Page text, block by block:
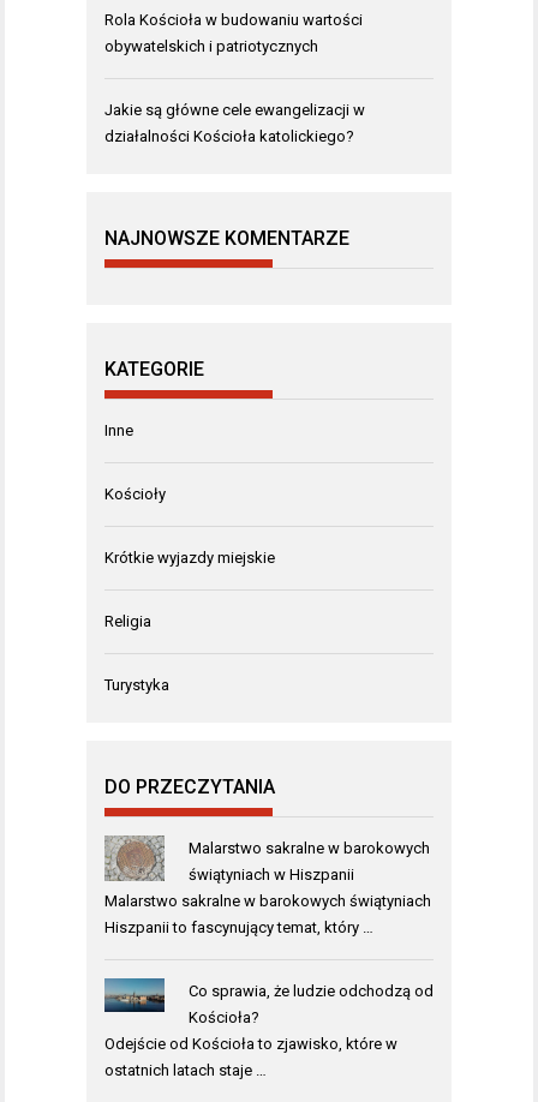
Rola Kościoła w budowaniu wartości
obywatelskich i patriotycznych
Jakie są główne cele ewangelizacji w
działalności Kościoła katolickiego?
NAJNOWSZE KOMENTARZE
KATEGORIE
Inne
Kościoły
Krótkie wyjazdy miejskie
Religia
Turystyka
DO PRZECZYTANIA
Malarstwo sakralne w barokowych
świątyniach w Hiszpanii
Malarstwo sakralne w barokowych świątyniach
Hiszpanii to fascynujący temat, który …
Co sprawia, że ludzie odchodzą od
Kościoła?
Odejście od Kościoła to zjawisko, które w
ostatnich latach staje …